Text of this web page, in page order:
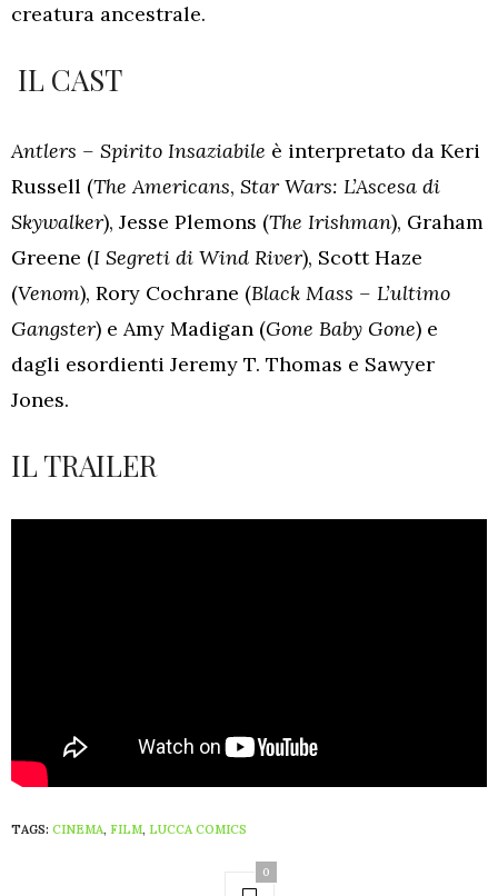
creatura ancestrale.
IL CAST
Antlers – Spirito Insaziabile è interpretato da Keri
Russell (The Americans, Star Wars: L’Ascesa di
Skywalker), Jesse Plemons (The Irishman), Graham
Greene (I Segreti di Wind River), Scott Haze
(Venom), Rory Cochrane (Black Mass – L’ultimo
Gangster) e Amy Madigan (Gone Baby Gone) e
dagli esordienti Jeremy T. Thomas e Sawyer
Jones.
IL TRAILER
TAGS: CINEMA, FILM, LUCCA COMICS
0